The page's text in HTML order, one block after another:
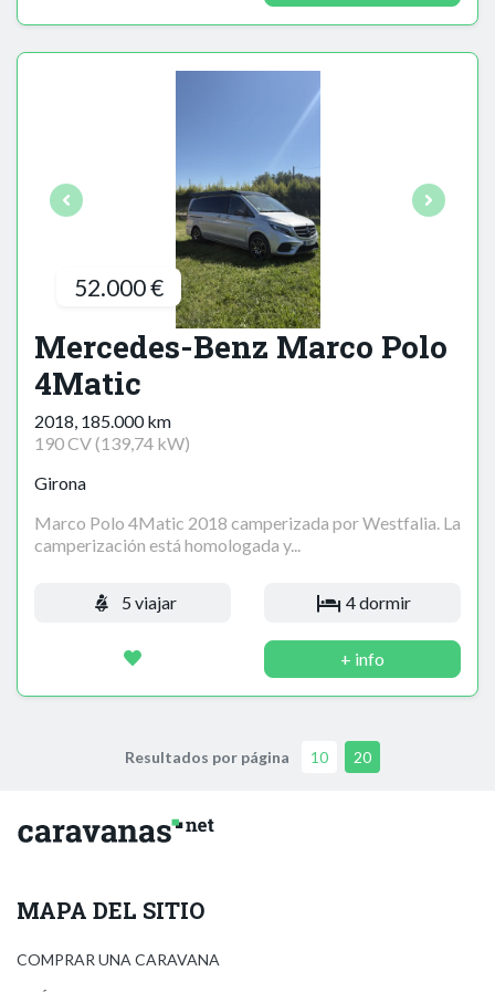
52.000 €
Mercedes-Benz Marco Polo
4Matic
2018, 185.000 km
190 CV (139,74 kW)
Girona
Marco Polo 4Matic 2018 camperizada por Westfalia. La
camperización está homologada y...
5 viajar 4 dormir
+ info
Resultados por página 10 20
MAPA DEL SITIO
COMPRAR UNA CARAVANA